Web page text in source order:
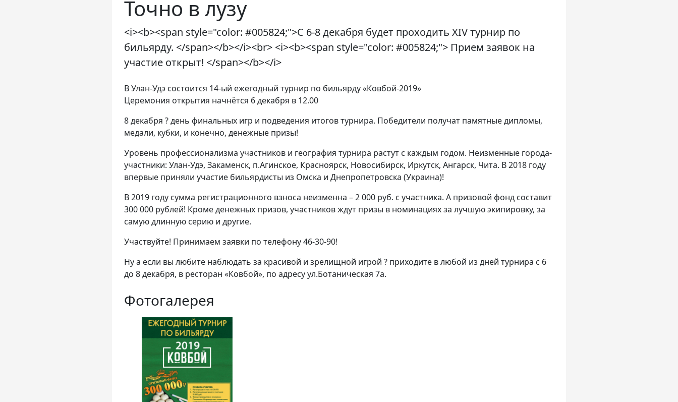
Точно в лузу
<i><b><span style="color: #005824;">С 6-8 декабря будет проходить XIV турнир по
бильярду. </span></b></i><br> <i><b><span style="color: #005824;"> Прием заявок на
участие открыт! </span></b></i>
В Улан-Удэ состоится 14-ый ежегодный турнир по бильярду «Ковбой-2019»
Церемония открытия начнётся 6 декабря в 12.00
8 декабря ? день финальных игр и подведения итогов турнира. Победители получат памятные дипломы,
медали, кубки, и конечно, денежные призы!
Уровень профессионализма участников и география турнира растут с каждым годом. Неизменные города-
участники: Улан-Удэ, Закаменск, п.Агинское, Красноярск, Новосибирск, Иркутск, Ангарск, Чита. В 2018 году
впервые приняли участие бильярдисты из Омска и Днепропетровска (Украина)!
В 2019 году сумма регистрационного взноса неизменна – 2 000 руб. с участника. А призовой фонд составит
300 000 рублей! Кроме денежных призов, участников ждут призы в номинациях за лучшую экипировку, за
самую длинную серию и другие.
Участвуйте! Принимаем заявки по телефону 46-30-90!
Ну а если вы любите наблюдать за красивой и зрелищной игрой ? приходите в любой из дней турнира с 6
до 8 декабря, в ресторан «Ковбой», по адресу ул.Ботаническая 7а.
Фотогалерея